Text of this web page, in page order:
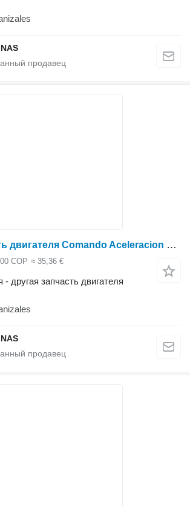
Другая запчасть двигателя Comando Aceleracion Original для мотокосы Stihl FS 280
COP ≈ 35,36 €
- другая запчасть двигателя